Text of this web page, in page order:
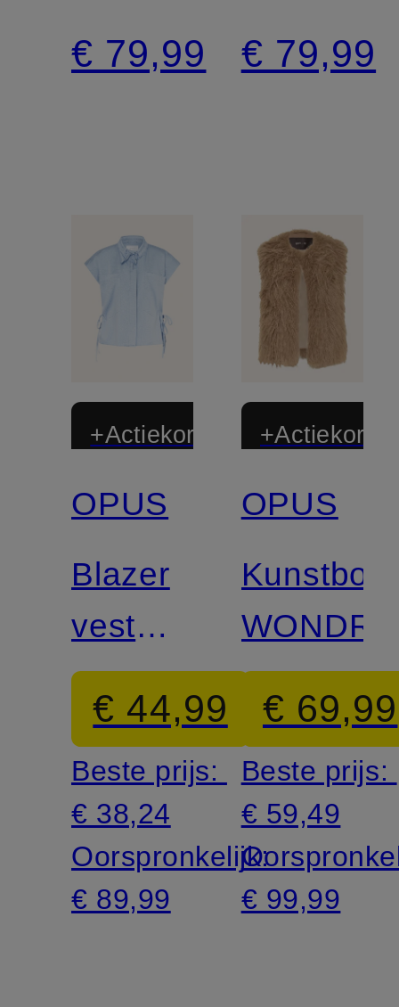
€ 79,99
DIPPA
€ 79,99
+Actiekorting
Gecertificeerd
OPUS
Blazer
vest
WINDRA
€ 44,99
Beste prijs:
€ 38,24
Oorspronkelijk:
€ 89,99
OPUS
WONDRA
€ 69,99
Beste prijs:
€ 59,49
€ 99,99